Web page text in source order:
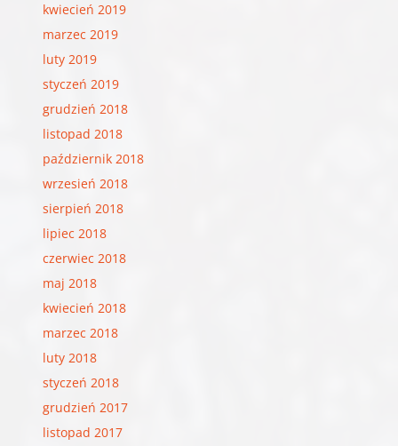
kwiecień 2019
marzec 2019
luty 2019
styczeń 2019
grudzień 2018
listopad 2018
październik 2018
wrzesień 2018
sierpień 2018
lipiec 2018
czerwiec 2018
maj 2018
kwiecień 2018
marzec 2018
luty 2018
styczeń 2018
grudzień 2017
listopad 2017